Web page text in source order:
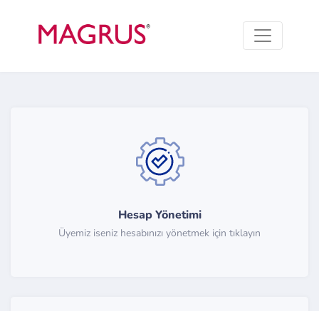
Hesap Yönetimi
Üyemiz iseniz hesabınızı yönetmek için tıklayın